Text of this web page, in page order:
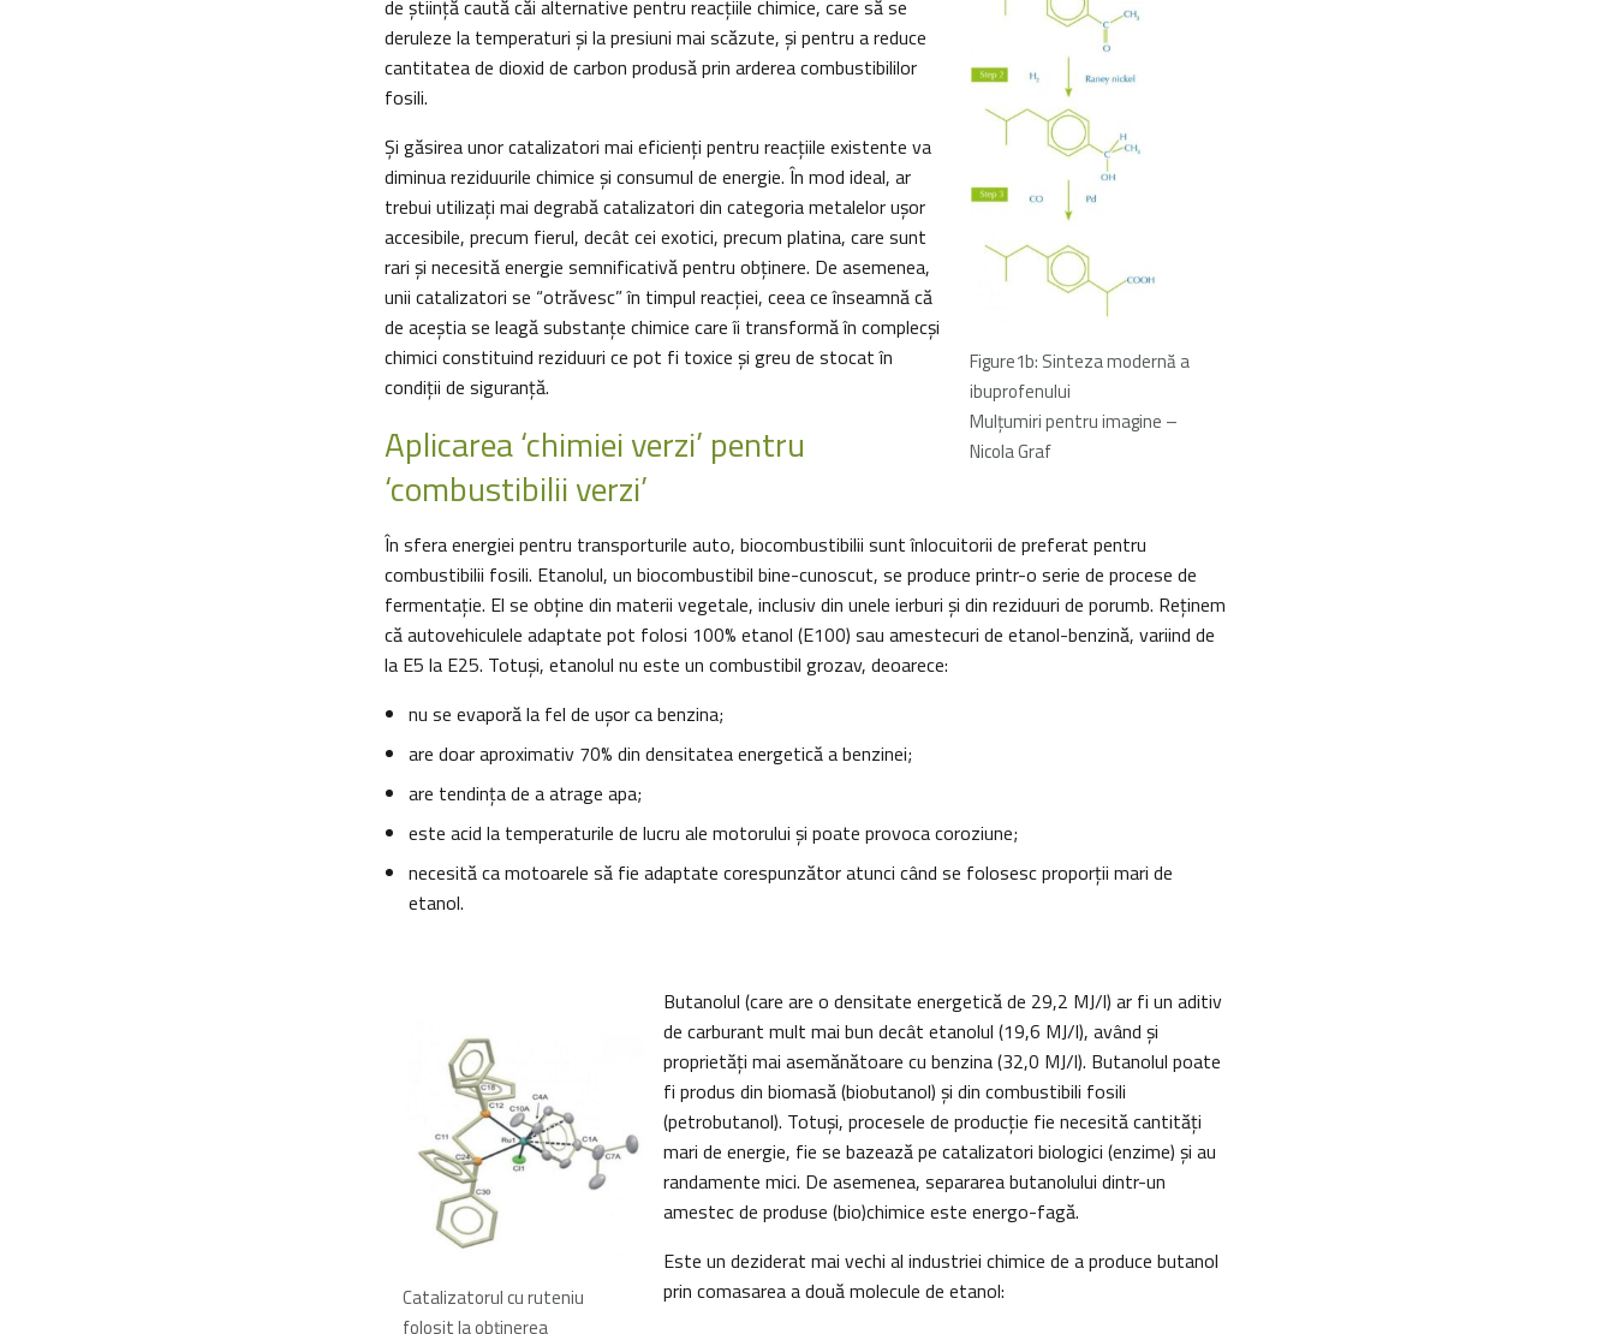
Figure1b: Sinteza modernă a
ibuprofenului
Mulţumiri pentru imagine –
Nicola Graf
de ştiinţă caută căi alternative pentru reacțiile chimice, care să se
deruleze la temperaturi și la presiuni mai scăzute, şi pentru a reduce
cantitatea de dioxid de carbon produsă prin arderea combustibililor
fosili.
Şi găsirea unor catalizatori mai eficienţi pentru reacțiile existente va
diminua reziduurile chimice și consumul de energie. În mod ideal, ar
trebui utilizați mai degrabă catalizatori din categoria metalelor ușor
accesibile, precum fierul, decât cei exotici, precum platina, care sunt
rari și necesită energie semnificativă pentru obținere. De asemenea,
unii catalizatori se “otrăvesc” în timpul reacției, ceea ce înseamnă că
de aceştia se leagă substanțe chimice care îi transformă în complecşi
chimici constituind reziduuri ce pot fi toxice și greu de stocat în
condiții de siguranță.
Aplicarea ‘chimiei verzi’ pentru
‘combustibilii verzi’
În sfera energiei pentru transporturile auto, biocombustibilii sunt înlocuitorii de preferat pentru
combustibilii fosili. Etanolul, un biocombustibil bine-cunoscut, se produce printr-o serie de procese de
fermentație. El se obţine din materii vegetale, inclusiv din unele ierburi și din reziduuri de porumb. Reţinem
că autovehiculele adaptate pot folosi 100% etanol (E100) sau amestecuri de etanol-benzină, variind de
la E5 la E25. Totuşi, etanolul nu este un combustibil grozav, deoarece:
nu se evaporă la fel de ușor ca benzina;
are doar aproximativ 70% din densitatea energetică a benzinei;
are tendința de a atrage apa;
este acid la temperaturile de lucru ale motorului și poate provoca coroziune;
necesită ca motoarele să fie adaptate corespunzător atunci când se folosesc proporții mari de
etanol.
Catalizatorul cu ruteniu
folosit la obţinerea
Butanolul (care are o densitate energetică de 29,2 MJ/l) ar fi un aditiv
de carburant mult mai bun decât etanolul (19,6 MJ/l), având şi
proprietăți mai asemănătoare cu benzina (32,0 MJ/l). Butanolul poate
fi produs din biomasă (biobutanol) și din combustibili fosili
(petrobutanol). Totuşi, procesele de producţie fie necesită cantități
mari de energie, fie se bazează pe catalizatori biologici (enzime) și au
randamente mici. De asemenea, separarea butanolului dintr-un
amestec de produse (bio)chimice este energo-fagă.
Este un deziderat mai vechi al industriei chimice de a produce butanol
prin comasarea a două molecule de etanol: